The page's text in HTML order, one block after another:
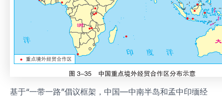
基于“一带一路”倡议框架，中国—中南半岛和孟中印缅经